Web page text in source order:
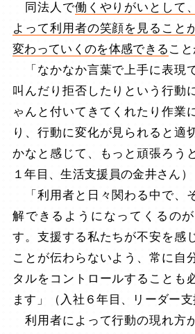
同法人で働くやりがいとして
よって利用者の笑顔を見ること
変わっていくのを体感できる こと
「なかなか言葉で上手に表現
叫んだり拒否したりという行動
ゃんと付いてきてくれたり作業
り、行動に変化が見られると適
かなと感じて、もっと頑張ろう
１年目、生活支援員の金井さん）
「利用者と日々関わる中で、
解できるようになってくるの
す。支援する私たちが不安を感
ことが伝わらないよう、常に自
タルをコントロールすることも
ます」（入社６年目、リーダー支
利用者によって行動の現れ方